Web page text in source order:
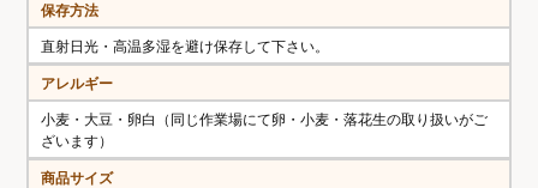
保存方法
直射日光・高温多湿を避け保存して下さい。
アレルギー
小麦・大豆・卵白（同じ作業場にて卵・小麦・落花生の取り扱いがご
ざいます）
商品サイズ